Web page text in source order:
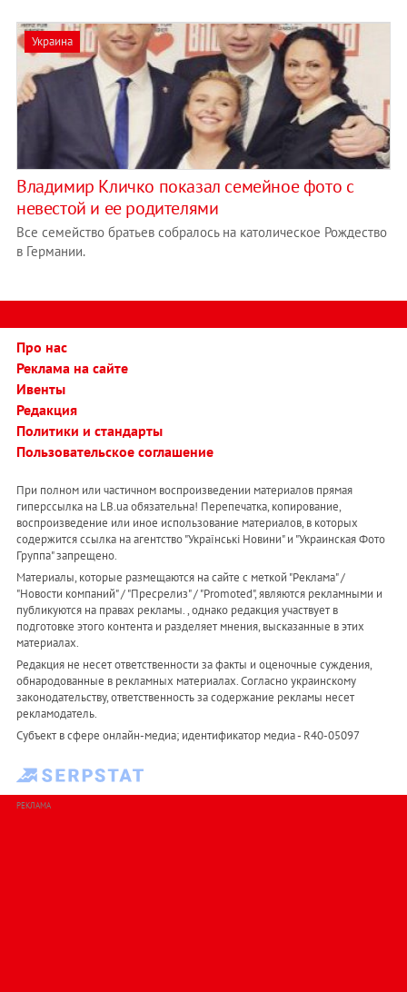
Украина
Владимир Кличко показал семейное фото с
невестой и ее родителями
Все семейство братьев собралось на католическое Рождество
в Германии.
Про нас
Реклама на сайте
Ивенты
Редакция
Политики и стандарты
Пользовательское соглашение
При полном или частичном воспроизведении материалов прямая
гиперссылка на LB.ua обязательна! Перепечатка, копирование,
воспроизведение или иное использование материалов, в которых
содержится ссылка на агентство "Українськi Новини" и "Украинская Фото
Группа" запрещено.
Материалы, которые размещаются на сайте с меткой "Реклама" /
"Новости компаний" / "Пресрелиз" / "Promoted", являются рекламными и
публикуются на правах рекламы. , однако редакция участвует в
подготовке этого контента и разделяет мнения, высказанные в этих
материалах.
Редакция не несет ответственности за факты и оценочные суждения,
обнародованные в рекламных материалах. Согласно украинскому
законодательству, ответственность за содержание рекламы несет
рекламодатель.
Субъект в сфере онлайн-медиа; идентификатор медиа - R40-05097
РЕКЛАМА